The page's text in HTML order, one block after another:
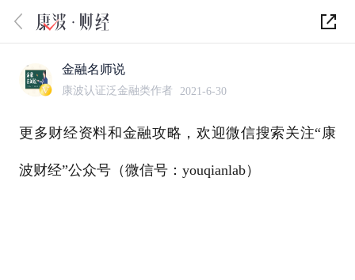
金融名师说
康波认证泛金融类作者 2021-6-30
更多财经资料和金融攻略，欢迎微信搜索关注“康
波财经”公众号（微信号：youqianlab）